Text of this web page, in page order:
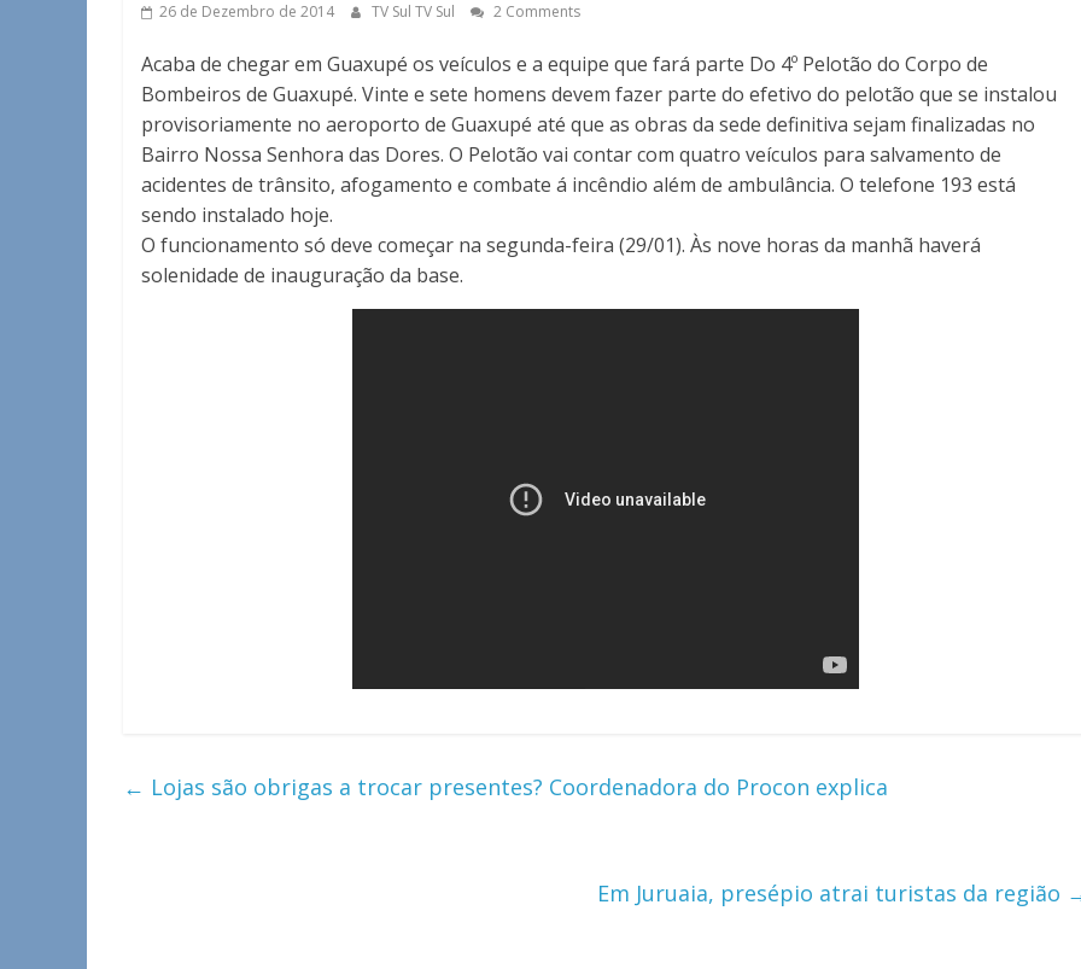
26 de Dezembro de 2014 TV Sul TV Sul 2 Comments
Acaba de chegar em Guaxupé os veículos e a equipe que fará parte Do 4º Pelotão do Corpo de
Bombeiros de Guaxupé. Vinte e sete homens devem fazer parte do efetivo do pelotão que se instalou
provisoriamente no aeroporto de Guaxupé até que as obras da sede definitiva sejam finalizadas no
Bairro Nossa Senhora das Dores. O Pelotão vai contar com quatro veículos para salvamento de
acidentes de trânsito, afogamento e combate á incêndio além de ambulância. O telefone 193 está
sendo instalado hoje.
O funcionamento só deve começar na segunda-feira (29/01). Às nove horas da manhã haverá
solenidade de inauguração da base.
← Lojas são obrigas a trocar presentes? Coordenadora do Procon explica
Em Juruaia, presépio atrai turistas da região